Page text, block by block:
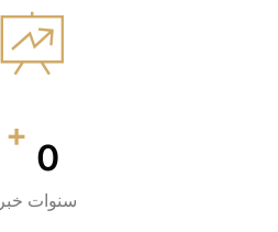
0
+
سنوات خبرة